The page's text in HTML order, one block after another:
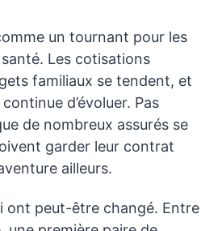
un tournant pour les
Les cotisations
familiaux se tendent, et
d’évoluer. Pas
de nombreux assurés se
garder leur contrat
ailleurs.
ont peut-être changé. Entre